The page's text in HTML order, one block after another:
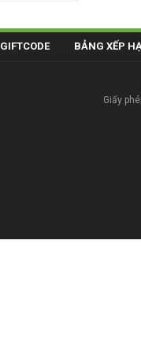
GIFTCODE BẢNG XẾP
Giấy